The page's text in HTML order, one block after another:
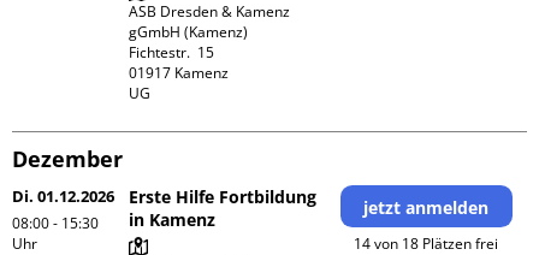
ASB Dresden & Kamenz
gGmbH (Kamenz)
Fichtestr.  15
01917 Kamenz
UG
Dezember
Di. 01.12.2026
08:00 - 15:30
Uhr
Erste Hilfe Fortbildung
in Kamenz
jetzt anmelden
14 von 18 Plätzen frei